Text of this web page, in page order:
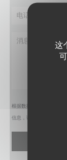
这
根据数据保护法规，您
信息，请查看我们的